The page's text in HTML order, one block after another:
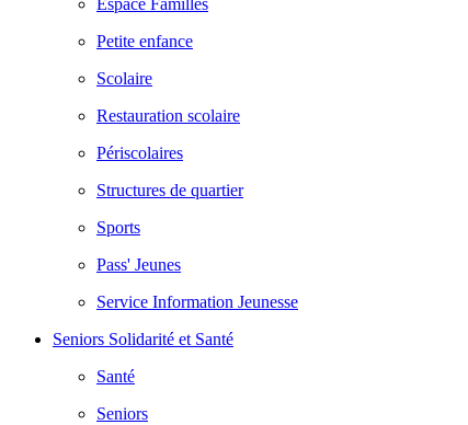
Espace Familles
Petite enfance
Scolaire
Restauration scolaire
Périscolaires
Structures de quartier
Sports
Pass' Jeunes
Service Information Jeunesse
Seniors Solidarité et Santé
Santé
Seniors